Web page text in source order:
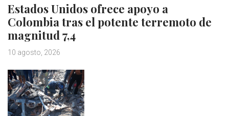
Estados Unidos ofrece apoyo a
Colombia tras el potente terremoto de
magnitud 7,4
10 agosto, 2026